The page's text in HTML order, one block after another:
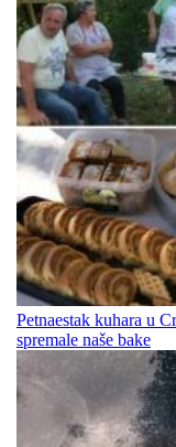
Petnaestak kuhara u
spremale naše bake